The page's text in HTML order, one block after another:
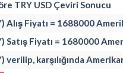
TRY USD Çeviri Sonucu
Alış Fiyatı = 1688000
Satış Fiyatı = 1680000
karşılığında